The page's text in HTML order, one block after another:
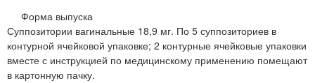
Форма выпуска
Суппозитории вагинальные 18,9 мг. По 5 суппозиториев в
контурной ячейковой упаковке; 2 контурные ячейковые упаковки
вместе с инструкцией по медицинскому применению помещают
в картонную пачку.